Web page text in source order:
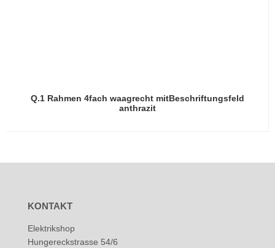
Q.1 Rahmen 4fach waagrecht mitBeschriftungsfeld
anthrazit
KONTAKT
Elektrikshop
Hungereckstrasse 54/6